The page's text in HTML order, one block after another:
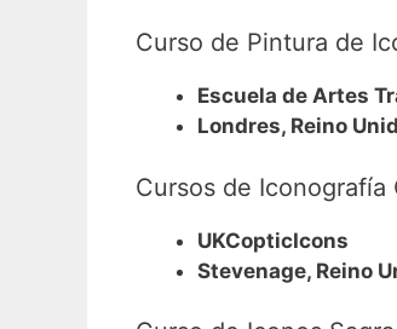
Curso de Pintura de
Escuela de Artes
Londres, Reino
Cursos de Iconografía
UKCopticIcons
Stevenage, Reino